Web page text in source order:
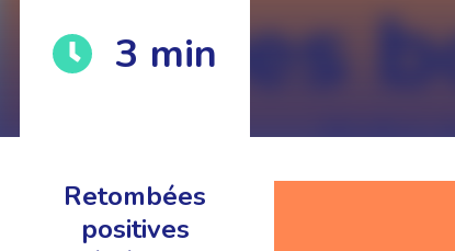
Que des solutions concrètes et
notre infolettre pour découvrir des
qui créent le mouvement.
3 min
Retombées
positives